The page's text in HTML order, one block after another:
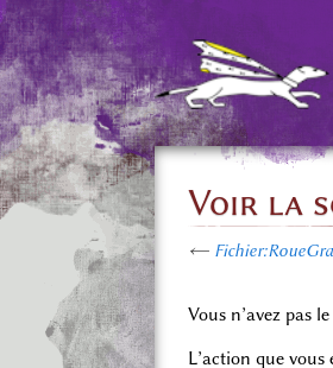
Voir la
←
Vous n’avez pas
L’action que vous